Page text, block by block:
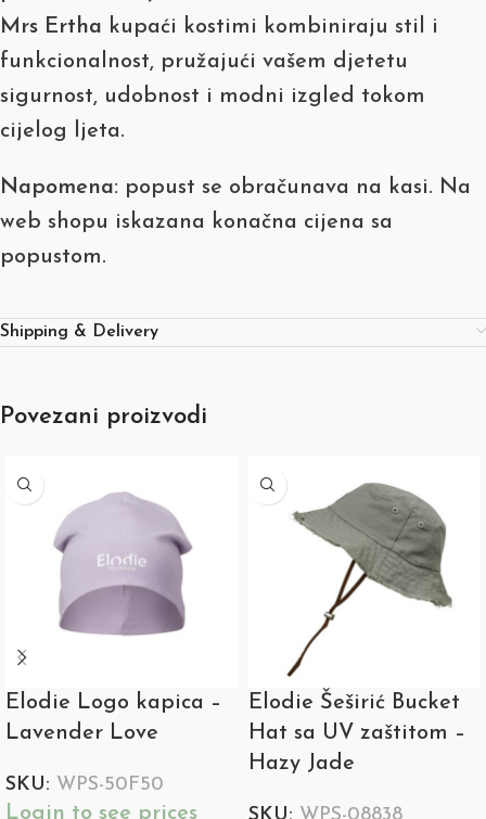
Mrs Ertha kupaći kostimi kombiniraju stil i
funkcionalnost, pružajući vašem djetetu
sigurnost, udobnost i modni izgled tokom
cijelog ljeta.
Napomena: popust se obračunava na kasi. Na
web shopu iskazana konačna cijena sa
popustom.
Shipping & Delivery
Povezani proizvodi
Elodie Logo kapica –
Lavender Love
SKU: WPS-50F50
Login to see prices
Elodie Šeširić Bucket
Hat sa UV zaštitom –
Hazy Jade